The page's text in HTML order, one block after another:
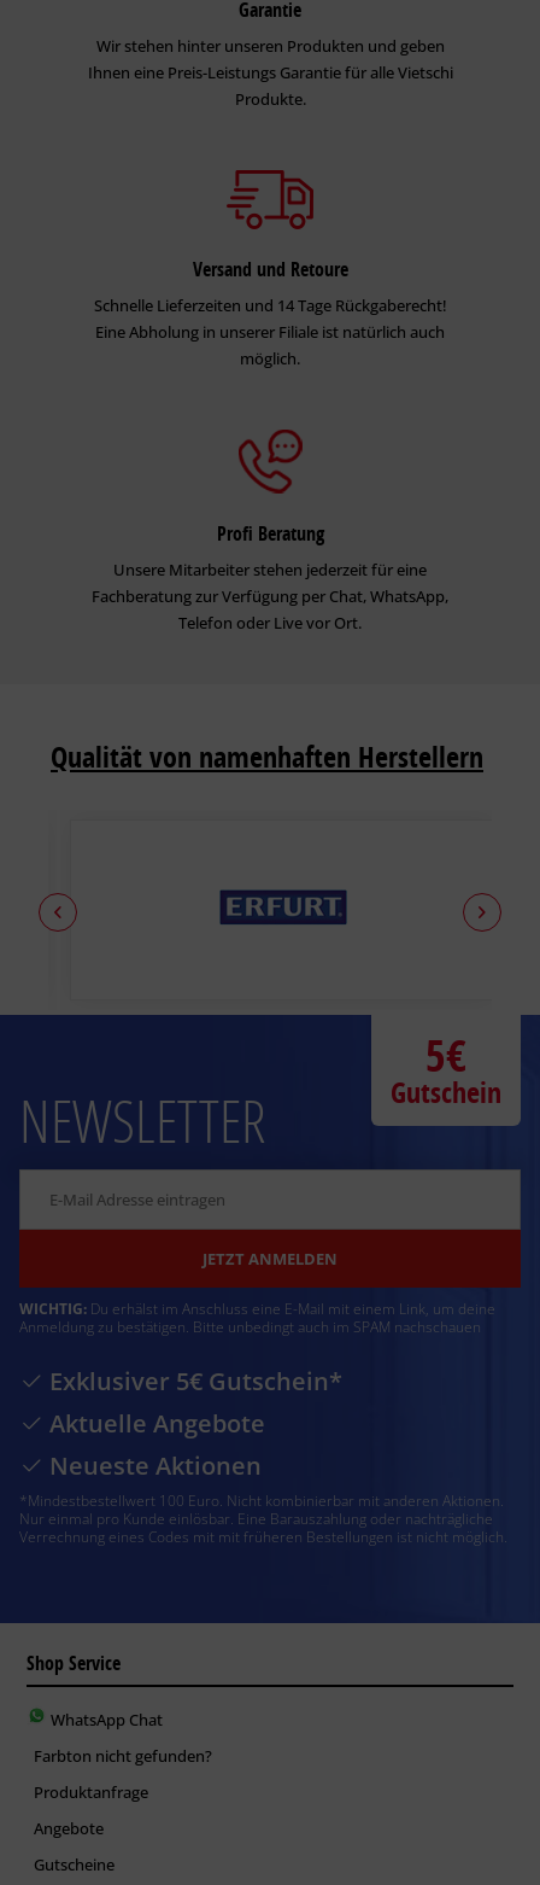
Garantie
Wir stehen hinter unseren Produkten und geben
Ihnen eine Preis-Leistungs Garantie für alle Vietschi
Produkte.
Versand und Retoure
Schnelle Lieferzeiten und 14 Tage Rückgaberecht!
Eine Abholung in unserer Filiale ist natürlich auch
möglich.
Profi Beratung
Unsere Mitarbeiter stehen jederzeit für eine
Fachberatung zur Verfügung per Chat, WhatsApp,
Telefon oder Live vor Ort.
Qualität von namenhaften Herstellern
NEWSLETTER
JETZT ANMELDEN
WICHTIG: Du erhälst im Anschluss eine E-Mail mit einem Link, um deine
Anmeldung zu bestätigen. Bitte unbedingt auch im SPAM nachschauen
Exklusiver 5€ Gutschein*
Aktuelle Angebote
Neueste Aktionen
*Mindestbestellwert 100 Euro. Nicht kombinierbar mit anderen Aktionen.
Nur einmal pro Kunde einlösbar. Eine Barauszahlung oder nachträgliche
Verrechnung eines Codes mit mit früheren Bestellungen ist nicht möglich.
5€
Gutschein
Shop Service
WhatsApp Chat
Farbton nicht gefunden?
Produktanfrage
Angebote
Gutscheine